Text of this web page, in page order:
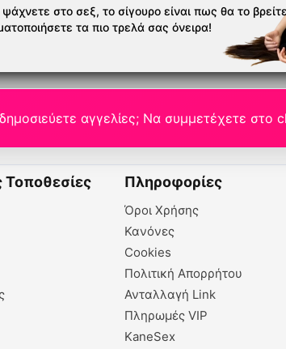
στο σεξ, το σίγουρο είναι πως θα το
τα πιο τρελά σας όνειρα!
αγγελίες; Να συμμετέχετε στο
Τοποθεσίες Πληροφορίες
Όροι Χρήσης
Κανόνες
Cookies
Πολιτική Απορρήτου
Ανταλλαγή Link
Πληρωμές VIP
KaneSex